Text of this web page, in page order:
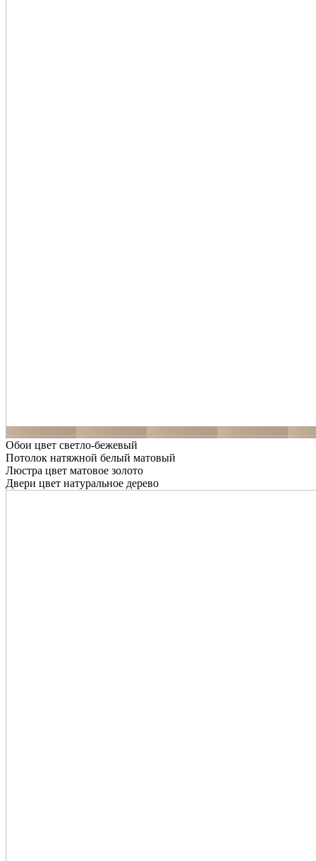
Обои цвет светло-бежевый
Потолок натяжной белый матовый
Люстра цвет матовое золото
Двери цвет натуральное дерево